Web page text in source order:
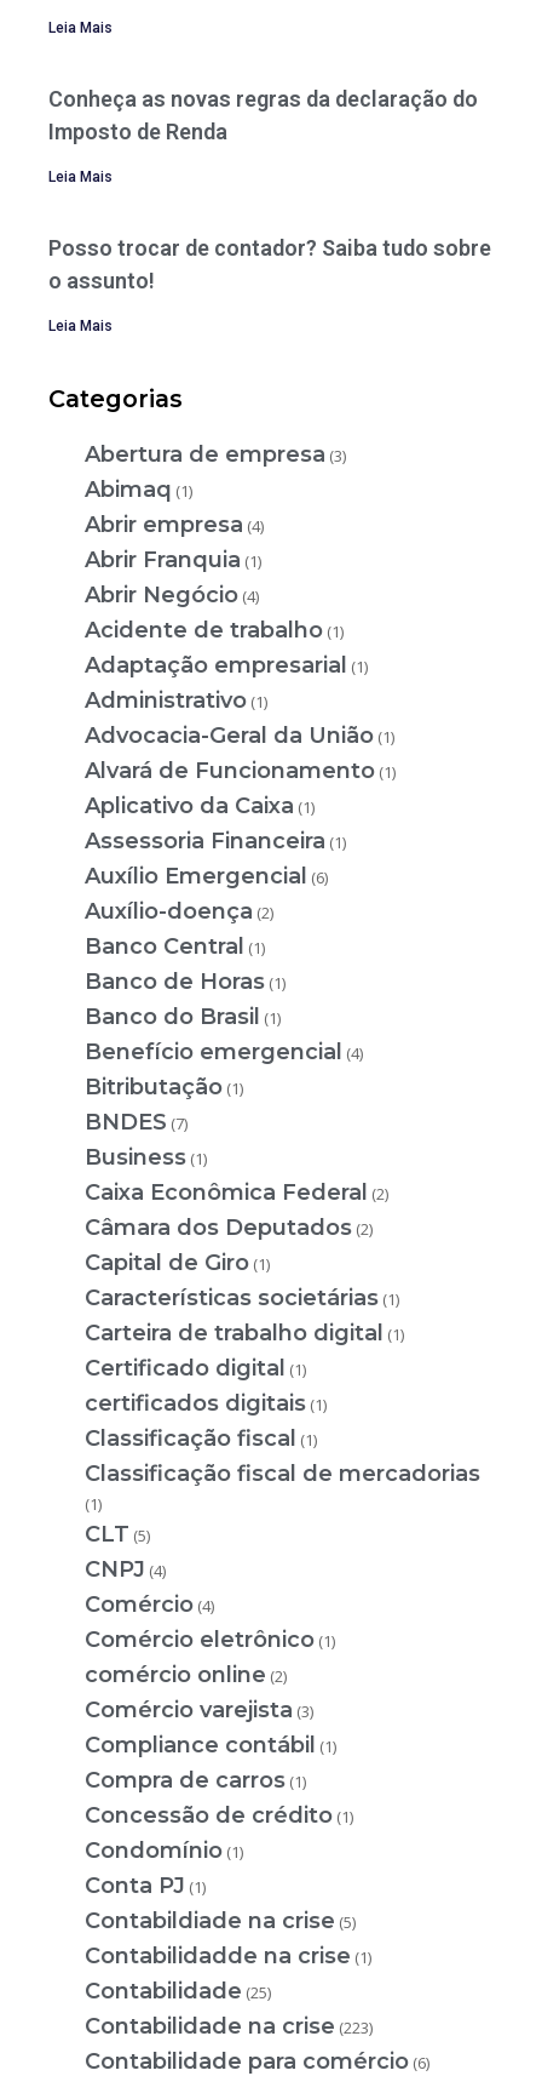
Leia Mais
Conheça as novas regras da declaração do
Imposto de Renda
Leia Mais
Posso trocar de contador? Saiba tudo sobre
o assunto!
Leia Mais
Categorias
Abertura de empresa (3)
Abimaq (1)
Abrir empresa (4)
Abrir Franquia (1)
Abrir Negócio (4)
Acidente de trabalho (1)
Adaptação empresarial (1)
Administrativo (1)
Advocacia-Geral da União (1)
Alvará de Funcionamento (1)
Aplicativo da Caixa (1)
Assessoria Financeira (1)
Auxílio Emergencial (6)
Auxílio-doença (2)
Banco Central (1)
Banco de Horas (1)
Banco do Brasil (1)
Benefício emergencial (4)
Bitributação (1)
BNDES (7)
Business (1)
Caixa Econômica Federal (2)
Câmara dos Deputados (2)
Capital de Giro (1)
Características societárias (1)
Carteira de trabalho digital (1)
Certificado digital (1)
certificados digitais (1)
Classificação fiscal (1)
Classificação fiscal de mercadorias
(1)
CLT (5)
CNPJ (4)
Comércio (4)
Comércio eletrônico (1)
comércio online (2)
Comércio varejista (3)
Compliance contábil (1)
Compra de carros (1)
Concessão de crédito (1)
Condomínio (1)
Conta PJ (1)
Contabildiade na crise (5)
Contabilidadde na crise (1)
Contabilidade (25)
Contabilidade na crise (223)
Contabilidade para comércio (6)